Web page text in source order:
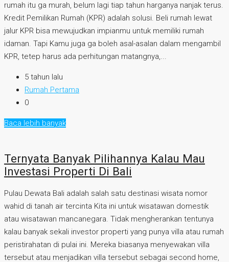
rumah itu ga murah, belum lagi tiap tahun harganya nanjak terus.
Kredit Pemilikan Rumah (KPR) adalah solusi. Beli rumah lewat
jalur KPR bisa mewujudkan impianmu untuk memiliki rumah
idaman. Tapi Kamu juga ga boleh asal-asalan dalam mengambil
KPR, tetep harus ada perhitungan matangnya,...
5 tahun lalu
Rumah Pertama
0
Baca lebih banyak
Ternyata Banyak Pilihannya Kalau Mau
Investasi Properti Di Bali
Pulau Dewata Bali adalah salah satu destinasi wisata nomor
wahid di tanah air tercinta Kita ini untuk wisatawan domestik
atau wisatawan mancanegara. Tidak mengherankan tentunya
kalau banyak sekali investor properti yang punya villa atau rumah
peristirahatan di pulai ini. Mereka biasanya menyewakan villa
tersebut atau menjadikan villa tersebut sebagai second home,